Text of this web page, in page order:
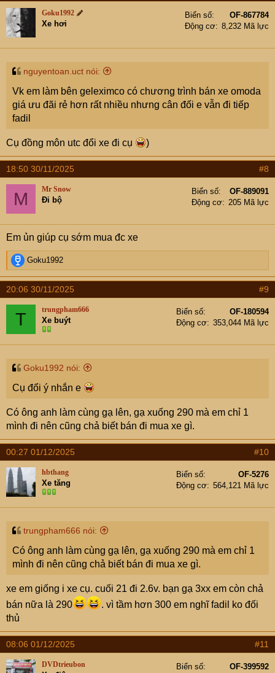
Goku1992
Xe hơi
Biển số
OF-867784
Động cơ
8,232 Mã lực
nguyentoan.uct nói:
Vk em làm bên geleximco có chương trình bán xe omoda
giá ưu đãi rẻ hơn rất nhiều nhưng cân đối e vẫn đi tiếp
fadil
Cụ đồng môn utc đổi xe đi cụ )
18:50 30/11/2025 #8
M Mr Snow
Đi bộ
Biển số
OF-889091
Động cơ
205 Mã lực
Em ủn giúp cụ sớm mua đc xe
R
e
a
c
t
n
s
Goku1992
20:06 30/11/2025 #9
T trungpham666
Xe buýt
Biển số
OF-180594
Động cơ
353,044 Mã lực
Goku1992 nói:
Cụ đổi ý nhắn e
Có ông anh làm cùng gạ lên, gạ xuống 290 mà em chỉ 1
mình đi nên cũng chả biết bán đi mua xe gì.
00:27 01/12/2025 #10
hbthang
Xe tăng
Biển số
OF-5276
Động cơ
564,121 Mã lực
trungpham666 nói:
Có ông anh làm cùng gạ lên, gạ xuống 290 mà em chỉ 1
mình đi nên cũng chả biết bán đi mua xe gì.
xe em giống i xe cụ. cuối 21 đi 2.6v. bạn gạ 3xx em còn chả
bán nữa là 290
. vì tầm hơn 300 em nghĩ fadil ko đối
thủ
08:06 01/12/2025 #11
DVDtrieubon Biển số OF-399592